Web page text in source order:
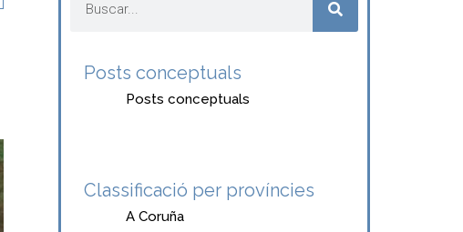
Posts conceptuals
Posts conceptuals
Classificació per províncies
A Coruña